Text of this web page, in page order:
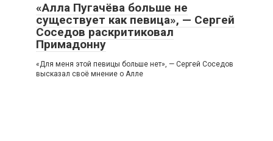
«Алла Пугачёва больше не
существует как певица», — Сергей
Соседов раскритиковал
Примадонну
«Для меня этой певицы больше нет», — Сергей Соседов
высказал своё мнение о Алле